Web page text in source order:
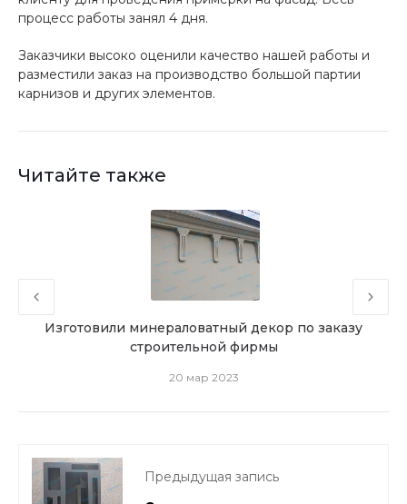
процесс работы занял 4 дня.
Заказчики высоко оценили качество нашей работы и
разместили заказ на производство большой партии
карнизов и других элементов.
Читайте также
Изготовили минераловатный декор по заказу
строительной фирмы
20 мар 2023
Предыдущая запись